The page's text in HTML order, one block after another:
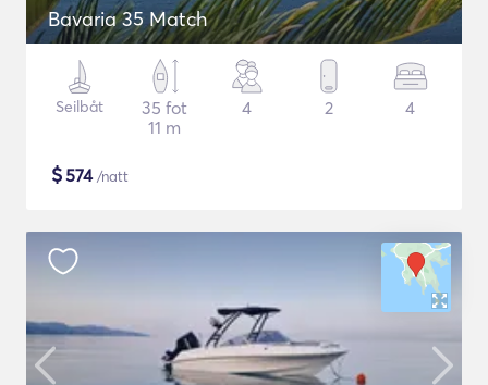
Bavaria 35 Match
Seilbåt
35 fot
11 m
4 2 4
$574/natt